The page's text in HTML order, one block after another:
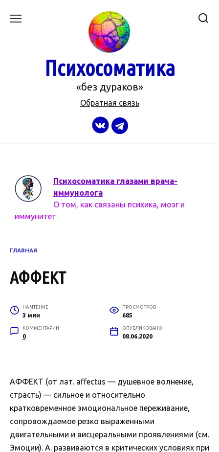
Психосоматика
«без дураков»
Обратная связь
Психосоматика глазами врача-
иммунолога
О том, как связаны психика, мозг и
иммунитет
ГЛАВНАЯ
АФФЕКТ
НА ЧТЕНИЕ
3 мин
ПРОСМОТРОВ
685
КОММЕНТАРИИ
0
ОПУБЛИКОВАНО
08.06.2020
АФФЕКТ (от лат. affectus — душевное волнение,
страсть) — сильное и относительно
кратковременное эмоциональное переживание,
сопровождаемое резко выраженными
двигательными и висцеральными проявлениями (см.
Эмоции). А. развиваются в критических условиях при